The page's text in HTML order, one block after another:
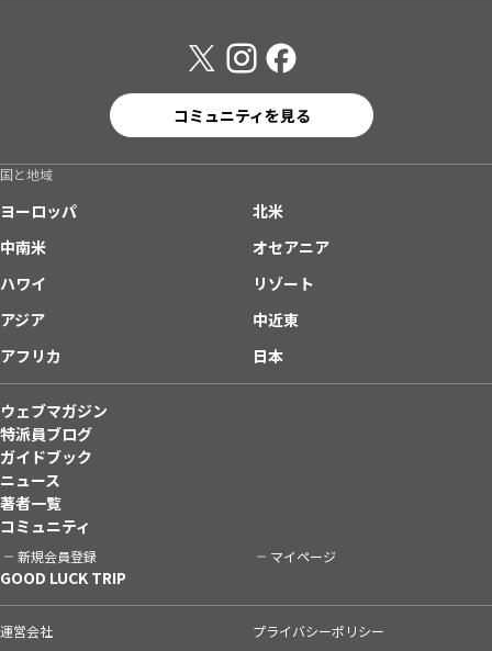
コミュニティを見る
国と地域
ヨーロッパ
北米
中南米
オセアニア
ハワイ
リゾート
アジア
中近東
アフリカ
日本
ウェブマガジン
特派員ブログ
ガイドブック
ニュース
著者一覧
コミュニティ
新規会員登録 マイページ
GOOD LUCK TRIP
運営会社 プライバシーポリシー